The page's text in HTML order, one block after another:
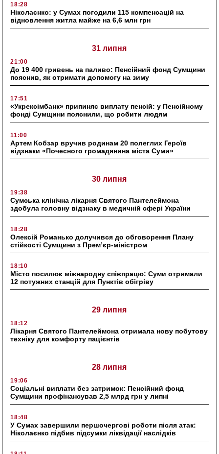
18:28
Ніколаєнко: у Сумах погодили 115 компенсацій на
відновлення житла майже на 6,6 млн грн
31 липня
21:00
До 19 400 гривень на паливо: Пенсійний фонд Сумщини
пояснив, як отримати допомогу на зиму
17:51
«Укрексімбанк» припиняє виплату пенсій: у Пенсійному
фонді Сумщини пояснили, що робити людям
11:00
Артем Кобзар вручив родинам 20 полеглих Героїв
відзнаки «Почесного громадянина міста Суми»
30 липня
19:38
Сумська клінічна лікарня Святого Пантелеймона
здобула головну відзнаку в медичній сфері України
18:28
Олексій Романько долучився до обговорення Плану
стійкості Сумщини з Прем’єр-міністром
18:10
Місто посилює міжнародну співпрацю: Суми отримали
12 потужних станцій для Пунктів обігріву
29 липня
18:12
Лікарня Святого Пантелеймона отримала нову побутову
техніку для комфорту пацієнтів
28 липня
19:06
Соціальні виплати без затримок: Пенсійний фонд
Сумщини профінансував 2,5 млрд грн у липні
18:48
У Сумах завершили першочергові роботи після атак:
Ніколаєнко підбив підсумки ліквідації наслідків